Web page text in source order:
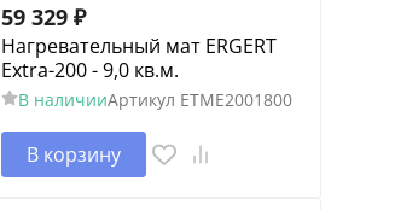
59 329 ₽
Нагревательный мат ERGERT
Extra-200 - 9,0 кв.м.
В наличииАртикул ETME2001800
В корзину